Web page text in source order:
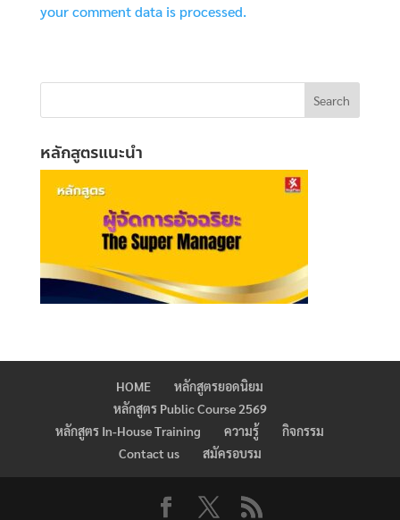
your comment data is processed.
หลักสูตรแนะนำ
HOME
หลักสูตรยอดนิยม
หลักสูตร Public Course 2569
หลักสูตร In-House Training
ความรู้
กิจกรรม
Contact us
สมัครอบรม